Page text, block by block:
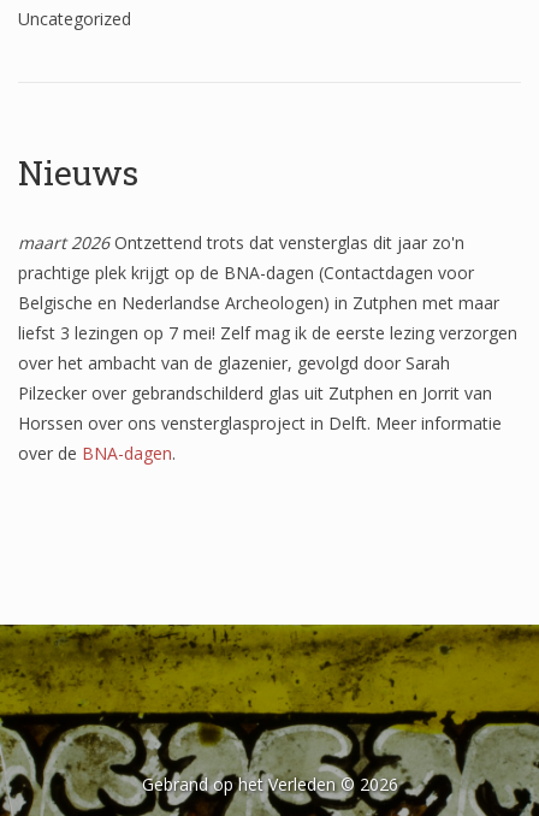
Nieuws
maart 2026Ontzettend trots dat vensterglas dit jaar zo'n
prachtige plek krijgt op de BNA-dagen (Contactdagen voor
Belgische en Nederlandse Archeologen) in Zutphen met maar
liefst 3 lezingen op 7 mei! Zelf mag ik de eerste lezing verzorgen
over het ambacht van de glazenier, gevolgd door Sarah
Pilzecker over gebrandschilderd glas uit Zutphen en Jorrit van
Horssen over ons vensterglasproject in Delft. Meer informatie
over de BNA-dagen.
Uncategorized
Gebrand op het Verleden © 2026